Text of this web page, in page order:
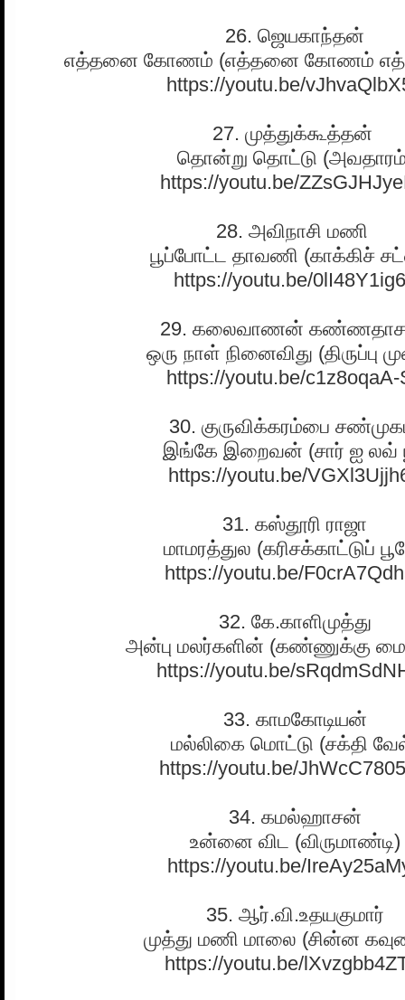
26. ஜெயகாந்தன்
எத்தனை கோணம் (எத்தனை கோணம்
https://youtu.be/
27. முத்துக்கூத்தன்
தொன்று தொட்டு
https://youtu.be/
28. அவிநாசி மணி
பூப்போட்ட தாவணி (காக்கிச்
https://youtu.be/
29. கலைவாணன்
ஒரு நாள் நினைவிது (திருப்பு
https://youtu.be/c1z8oqaA-
30. குருவிக்கரம்பை
இங்கே இறைவன் (சார் ஐ லவ்
https://youtu.be/
31. கஸ்தூரி ராஜா
மாமரத்துல (கரிசக்காட்டுப்
https://youtu.be/
32. கே.காளிமுத்து
அன்பு மலர்களின் (கண்ணுக்கு மை
https://youtu.be/
33. காமகோடியன்
மல்லிகை மொட்டு (சக்தி
https://youtu.be/
34. கமல்ஹாசன்
உன்னை விட (விருமாண்டி)
https://youtu.be/
35. ஆர்.வி.உதயகுமார்
முத்து மணி மாலை (சின்ன
https://youtu.be/